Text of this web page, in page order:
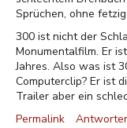
Sprüchen, ohne
300 ist nicht der
Monumentalfilm. Er
Jahres. Also was ist
Computerclip? Er ist
Trailer aber ein
Permalink